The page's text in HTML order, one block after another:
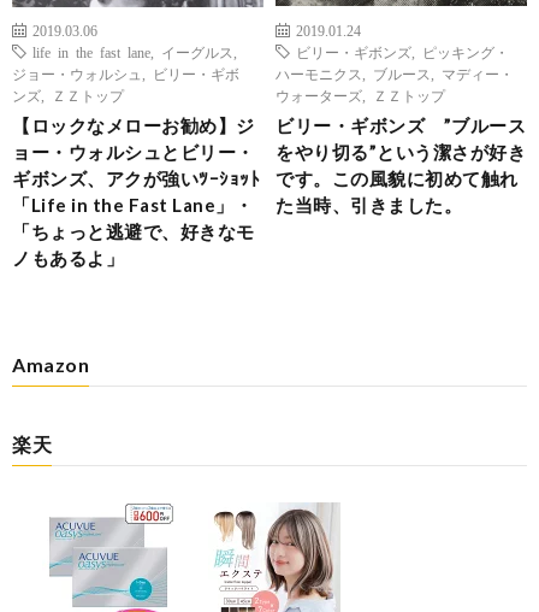
2019.03.06
life in the fast lane
イーグルス
ジョー・ウォルシュ
ビリー・ギボ
ンズ
ＺＺトップ
【ロックなメローお勧め】ジ
ョー・ウォルシュとビリー・
ギボンズ、アクが強いﾂｰｼｮｯﾄ
「Life in the Fast Lane」・
「ちょっと逃避で、好きなモ
ノもあるよ」
2019.01.24
ビリー・ギボンズ
ピッキング・
ハーモニクス
ブルース
マディー・
ウォーターズ
ＺＺトップ
ビリー・ギボンズ ”ブルース
をやり切る”という潔さが好き
です。この風貌に初めて触れ
た当時、引きました。
Amazon
楽天